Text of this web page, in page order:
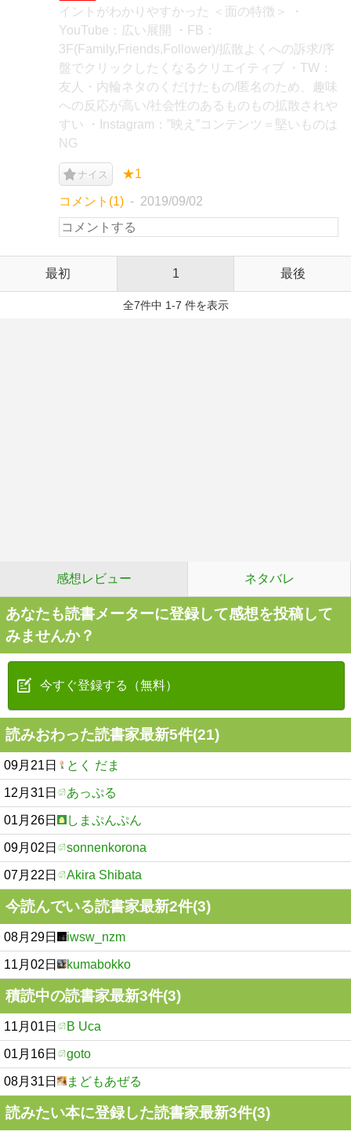
イントがわかりやすかった ＜面の特徴＞ ・
YouTube：広い展開 ・FB：
3F(Family,Friends,Follower)/拡散よくへの訴求/序
盤でクリックしたくなるクリエイティブ ・TW：
友人・内輪ネタのくだけたもの/匿名のため、趣味
への反応が高い/社会性のあるものもの拡散されや
すい ・Instagram：”映え”コンテンツ＝堅いものは
NG
ナイス ★1
コメント(1) 2019/09/02
最初 1 最後
全7件中 1-7 件を表示
感想レビュー ネタバレ
あなたも読書メーターに登録して感想を投稿して
みませんか？
今すぐ登録する（無料）
読みおわった読書家最新5件(21)
09月21日 とく だま
12月31日 あっぷる
01月26日 しまぷんぷん
09月02日 sonnenkorona
07月22日 Akira Shibata
今読んでいる読書家最新2件(3)
08月29日 iwsw_nzm
11月02日 kumabokko
積読中の読書家最新3件(3)
11月01日 B Uca
01月16日 goto
08月31日 まどもあぜる
読みたい本に登録した読書家最新3件(3)